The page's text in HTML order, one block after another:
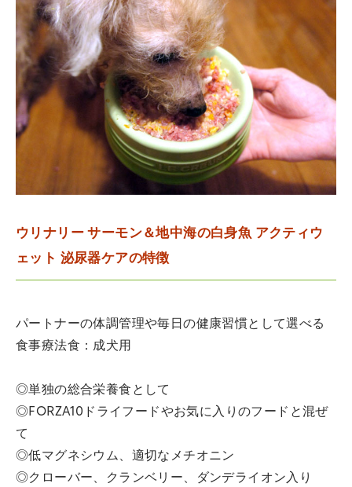
ウリナリー サーモン＆地中海の白身魚 アクティウ
ェット 泌尿器ケアの特徴
パートナーの体調管理や毎日の健康習慣として選べる
食事療法食：成犬用
◎単独の総合栄養食として
◎FORZA10ドライフードやお気に入りのフードと混ぜ
て
◎低マグネシウム、適切なメチオニン
◎クローバー、クランベリー、ダンデライオン入り